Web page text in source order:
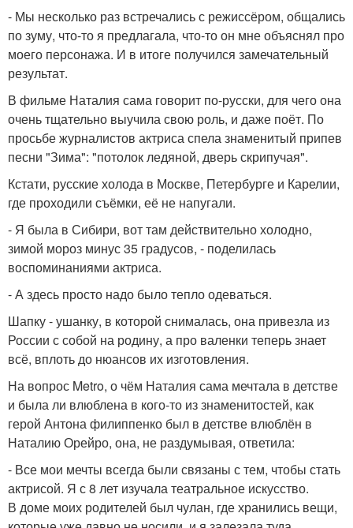
- Мы несколько раз встречались с режиссёром, общались
по зуму, что-то я предлагала, что-то он мне объяснял про
моего персонажа. И в итоге получился замечательный
результат.
В фильме Наталия сама говорит по-русски, для чего она
очень тщательно выучила свою роль, и даже поёт. По
просьбе журналистов актриса спела знаменитый припев
песни "Зима": "потолок ледяной, дверь скрипучая".
Кстати, русские холода в Москве, Петербурге и Карелии,
где проходили съёмки, её не напугали.
- Я была в Сибири, вот там действительно холодно,
зимой мороз минус 35 градусов, - поделилась
воспоминаниями актриса.
- А здесь просто надо было тепло одеваться.
Шапку - ушанку, в которой снималась, она привезла из
России с собой на родину, а про валенки теперь знает
всё, вплоть до нюансов их изготовления.
На вопрос Metro, о чём Наталия сама мечтала в детстве
и была ли влюблена в кого-то из знаменитостей, как
герой Антона филиппенко был в детстве влюблён в
Наталию Орейро, она, не раздумывая, ответила:
- Все мои мечты всегда были связаны с тем, чтобы стать
актрисой. Я с 8 лет изучала театральное искусство.
В доме моих родителей был чулан, где хранились вещи,